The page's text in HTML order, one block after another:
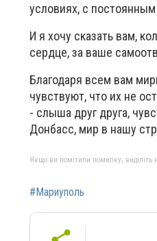
условиях, с
И я хочу сказать вам,
сердце, за ваше
Благодаря всем вам
чувствуют, что их не
- слыша друг друга,
Донбасс, мир в нашу
Якщо ви помітили помилку, виділіть
#Мариуполь